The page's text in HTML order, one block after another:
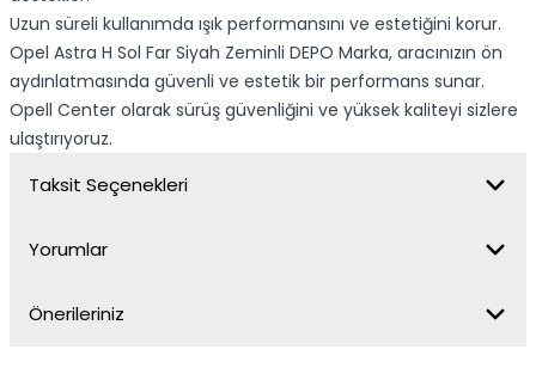
Uzun süreli kullanımda ışık performansını ve estetiğini korur.
Opel Astra H Sol Far Siyah Zeminli DEPO Marka, aracınızın ön
aydınlatmasında güvenli ve estetik bir performans sunar.
Opell Center olarak sürüş güvenliğini ve yüksek kaliteyi sizlere
ulaştırıyoruz.
Taksit Seçenekleri
Yorumlar
Önerileriniz